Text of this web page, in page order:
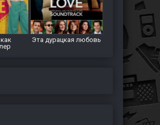
Эта дурацкая любовь